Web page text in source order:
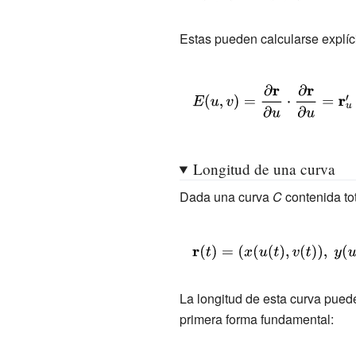
du+F(u,v)du\otimes
dv}
Estas pueden calcularse
{\displaystyle
E(u,v)={\frac
{\partial
u}}\cdot {\frac
{\partial
{r} '_{u}\cdot
\mathbf {r}
Longitud de una curva
Dada una curva Ccontenida
{\displaystyle
(t)=\left(x(u(t),v(t)),\
y(u(t),v(t)),\
La longitud de esta curva
primera forma fundamental: